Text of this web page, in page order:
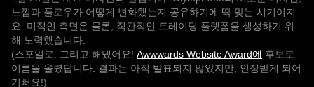
느낌과 플로우가 어떻게 변화했는지 공유하기에 딱 맞는 시기이지
요. 미적인 측면은 물론, 직관적인 트레이딩 플랫폼을 생성하기 위
해 노력했습니다.
(스포일로: 그리고 해냈어요! Awwwards Website Award에 후보로
이름을 올렸답니다. 결과는 아직 발표되지 않았지만, 인정받게 되어
기뻐요!)